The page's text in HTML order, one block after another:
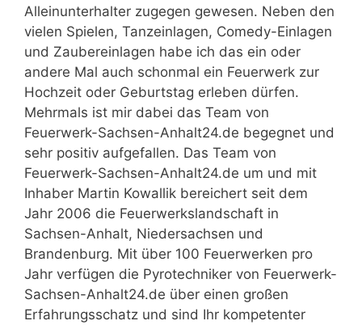
Alleinunterhalter zugegen gewesen. Neben den
vielen Spielen, Tanzeinlagen, Comedy-Einlagen
und Zaubereinlagen habe ich das ein oder
andere Mal auch schonmal ein Feuerwerk zur
Hochzeit oder Geburtstag erleben dürfen.
Mehrmals ist mir dabei das Team von
Feuerwerk-Sachsen-Anhalt24.de begegnet und
sehr positiv aufgefallen. Das Team von
Feuerwerk-Sachsen-Anhalt24.de um und mit
Inhaber Martin Kowallik bereichert seit dem
Jahr 2006 die Feuerwerkslandschaft in
Sachsen-Anhalt, Niedersachsen und
Brandenburg. Mit über 100 Feuerwerken pro
Jahr verfügen die Pyrotechniker von Feuerwerk-
Sachsen-Anhalt24.de über einen großen
Erfahrungsschatz und sind Ihr kompetenter